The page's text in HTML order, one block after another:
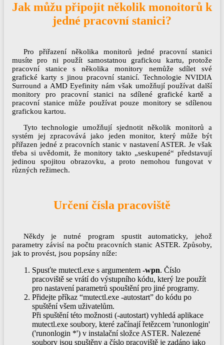
Jak můžu připojit několik monoitorů k
jedné pracovní stanici?
Pro přiřazení několika monitorů jedné pracovní stanici
musíte pro ni použít samostatnou grafickou kartu, protože
pracovní stanice s několika monitory nemůže sdílet své
grafické karty s jinou pracovní stanicí. Technologie NVIDIA
Surround a AMD Eyefinity nám však umožňují používat další
monitory pro pracovní stanici na sdílené grafické kartě a
pracovní stanice může používat pouze monitory se sdílenou
grafickou kartou.
Tyto technologie umožňují sjednotit několik monitorů a
systém jej zpracovává jako jeden monitor, který může být
přiřazen jedné z pracovních stanic v nastavení ASTER. Je však
třeba si uvědomit, že monitory takto „seskupené“ představují
jedinou spojitou obrazovku, a proto nemohou fungovat v
různých režimech.
Určení čísla pracoviště
Někdy je nutné program spustit automaticky, jehož
parametry závisí na počtu pracovních stanic ASTER. Způsoby,
jak to provést, jsou popsány níže:
​​​​​​Spusťte mutectl.exe s argumentem -wpn. Číslo
pracoviště se vrátí do výstupního kódu, který lze použít
pro nastavení parametrů spouštění pro jiné programy.
Přidejte příkaz “mutectl.exe -autostart” do kódu po
spuštění všem uživatelům.
Při spuštění této možnosti (-autostart) vyhledá aplikace
mutectl.exe soubory, které začínají řetězcem 'runonlogin'
('runonlogin *') v instalační složce ASTER. Nalezené
soubory jsou spuštěny a číslo pracoviště je zadáno jako